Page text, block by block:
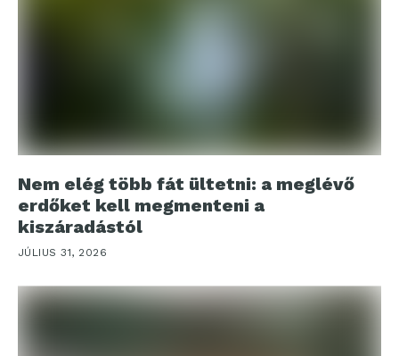
Nem elég több fát ültetni: a meglévő
erdőket kell megmenteni a
kiszáradástól
JÚLIUS 31, 2026